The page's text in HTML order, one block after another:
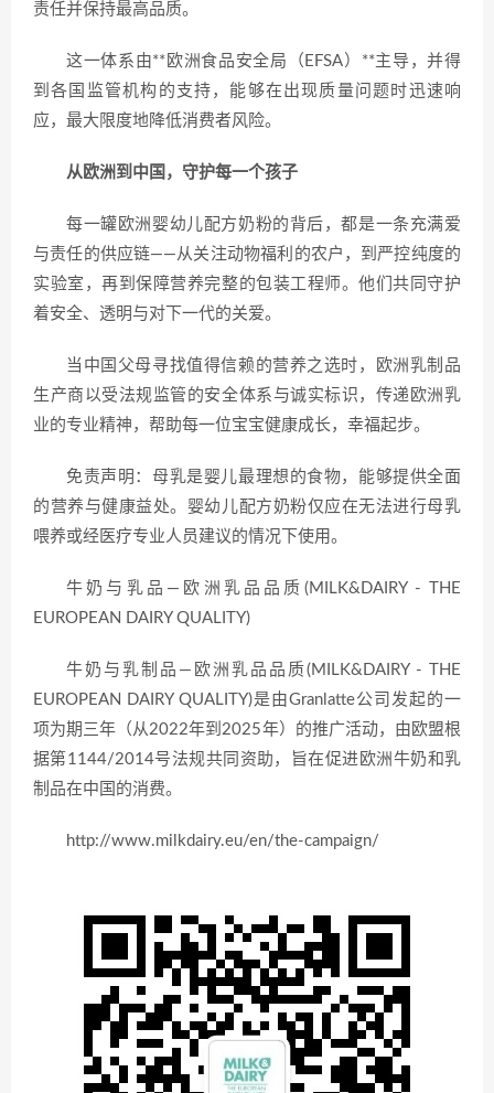
责任并保持最高品质。
这一体系由**欧洲食品安全局（EFSA）**主导，并得
到各国监管机构的支持，能够在出现质量问题时迅速响
应，最大限度地降低消费者风险。
从欧洲到中国，守护每一个孩子
每一罐欧洲婴幼儿配方奶粉的背后，都是一条充满爱
与责任的供应链——从关注动物福利的农户，到严控纯度的
实验室，再到保障营养完整的包装工程师。他们共同守护
着安全、透明与对下一代的关爱。
当中国父母寻找值得信赖的营养之选时，欧洲乳制品
生产商以受法规监管的安全体系与诚实标识，传递欧洲乳
业的专业精神，帮助每一位宝宝健康成长，幸福起步。
免责声明：母乳是婴儿最理想的食物，能够提供全面
的营养与健康益处。婴幼儿配方奶粉仅应在无法进行母乳
喂养或经医疗专业人员建议的情况下使用。
牛奶与乳品—欧洲乳品品质(MILK&DAIRY - THE
EUROPEAN DAIRY QUALITY)
牛奶与乳制品—欧洲乳品品质(MILK&DAIRY - THE
EUROPEAN DAIRY QUALITY)是由Granlatte公司发起的一
项为期三年（从2022年到2025年）的推广活动，由欧盟根
据第1144/2014号法规共同资助，旨在促进欧洲牛奶和乳
制品在中国的消费。
http://www.milkdairy.eu/en/the-campaign/